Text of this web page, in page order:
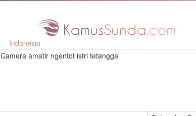
Indonesia
Camera amatir ngentot istri tetangga